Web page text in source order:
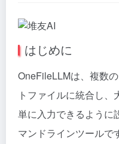
はじめに
OneFileLLMは、複数
トファイルに統合し
単に入力できるように
マンドラインツールで